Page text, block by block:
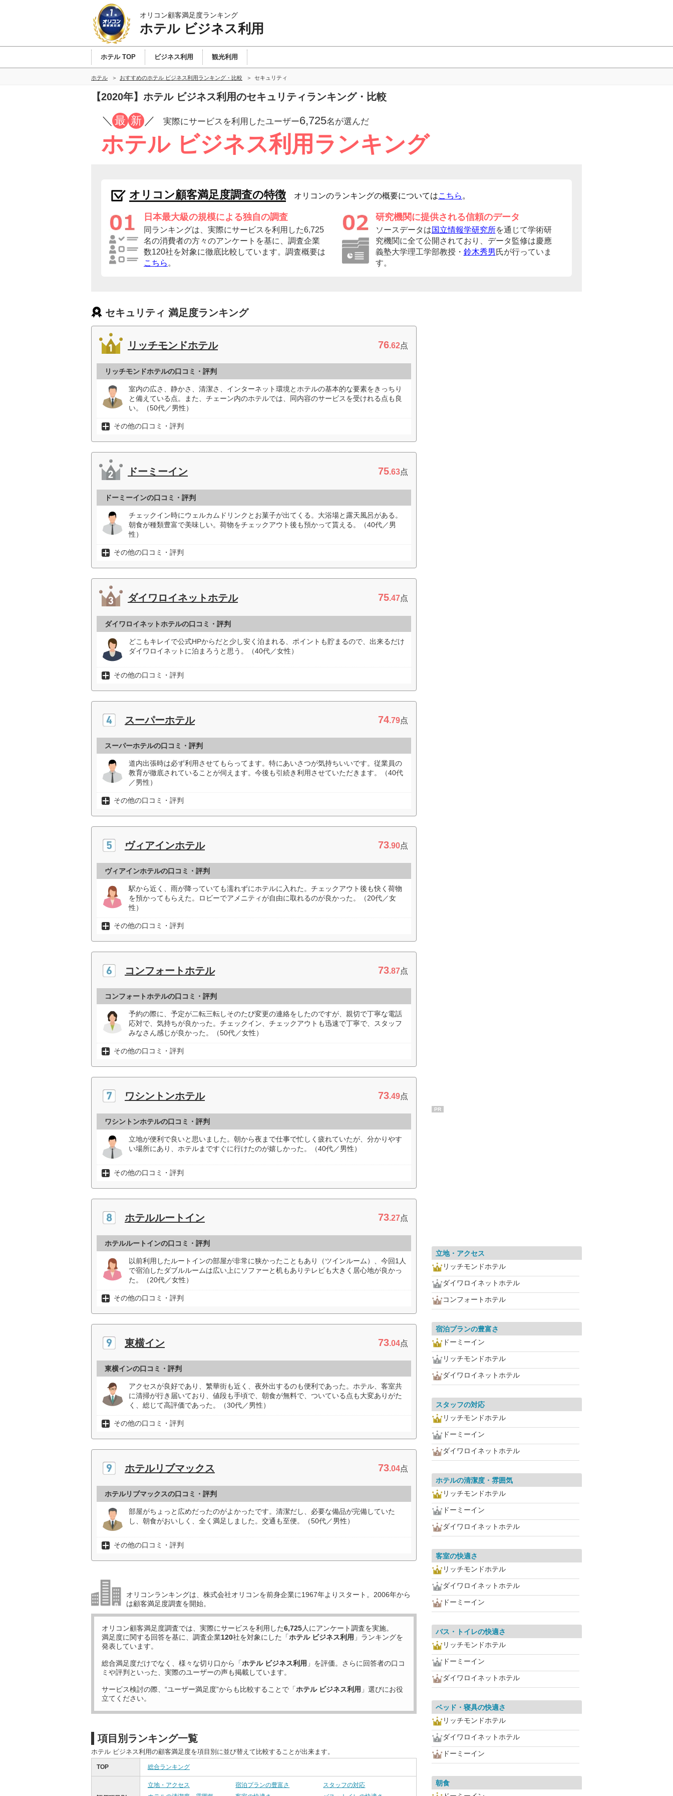
オリコン顧客満足度ランキング
ホテル ビジネス利用
ホテル TOP ビジネス利用 観光利用
ホテル おすすめのホテル ビジネス利用ランキング・比較 セキュリティ
【2020年】ホテル ビジネス利用のセキュリティランキング・比較
／ 最 新 ／ 実際にサービスを利用したユーザー6,725名が選んだ
ホテル ビジネス利用ランキング
オリコン顧客満足度調査の特徴 オリコンのランキングの概要についてはこちら 。
日本最大級の規模による独自の調査
同ランキングは、実際にサービスを利用した6,725
名の消費者の方々のアンケートを基に、調査企業
数120社を対象に徹底比較しています。調査概要は
こちら 。
研究機関に提供される信頼のデータ
ソースデータは国立情報学研究所を通じて学術研
究機関に全て公開されており、データ監修は慶應
義塾大学理工学部教授・ 鈴木秀男 氏が行っていま
す。
セキュリティ 満足度ランキング
リッチモンドホテル 76.62点
リッチモンドホテルの口コミ・評判
室内の広さ、静かさ、清潔さ、インターネット環境とホテルの基本的な要素をきっちり
と備えている点。また、チェーン内のホテルでは、同内容のサービスを受けれる点も良
い。（50代／男性）
その他の口コミ・評判
ドーミーイン 75.63点
ドーミーインの口コミ・評判
チェックイン時にウェルカムドリンクとお菓子が出てくる。大浴場と露天風呂がある。
朝食が種類豊富で美味しい。荷物をチェックアウト後も預かって貰える。（40代／男
性）
その他の口コミ・評判
ダイワロイネットホテル 75.47点
ダイワロイネットホテルの口コミ・評判
どこもキレイで公式HPからだと少し安く泊まれる、ポイントも貯まるので、出来るだけ
ダイワロイネットに泊まろうと思う。（40代／女性）
その他の口コミ・評判
スーパーホテル 74.79点
スーパーホテルの口コミ・評判
道内出張時は必ず利用させてもらってます。特にあいさつが気持ちいいです。従業員の
教育が徹底されていることが伺えます。今後も引続き利用させていただきます。（40代
／男性）
その他の口コミ・評判
ヴィアインホテル 73.90点
ヴィアインホテルの口コミ・評判
駅から近く、雨が降っていても濡れずにホテルに入れた。チェックアウト後も快く荷物
を預かってもらえた。ロビーでアメニティが自由に取れるのが良かった。（20代／女
性）
その他の口コミ・評判
コンフォートホテル 73.87点
コンフォートホテルの口コミ・評判
予約の際に、予定が二転三転しそのたび変更の連絡をしたのですが、親切で丁寧な電話
応対で、気持ちが良かった。チェックイン、チェックアウトも迅速で丁寧で、スタッフ
みなさん感じが良かった。（50代／女性）
その他の口コミ・評判
ワシントンホテル 73.49点
ワシントンホテルの口コミ・評判
立地が便利で良いと思いました。朝から夜まで仕事で忙しく疲れていたが、分かりやす
い場所にあり、ホテルまですぐに行けたのが嬉しかった。（40代／男性）
その他の口コミ・評判
ホテルルートイン 73.27点
ホテルルートインの口コミ・評判
以前利用したルートインの部屋が非常に狭かったこともあり（ツインルーム）、今回1人
で宿泊したダブルルームは広い上にソファーと机もありテレビも大きく居心地が良かっ
た。（20代／女性）
その他の口コミ・評判
東横イン 73.04点
東横インの口コミ・評判
アクセスが良好であり、繁華街も近く、夜外出するのも便利であった。ホテル、客室共
に清掃が行き届いており、値段も手頃で、朝食が無料で、ついている点も大変ありがた
く、総じて高評価であった。（30代／男性）
その他の口コミ・評判
ホテルリブマックス 73.04点
ホテルリブマックスの口コミ・評判
部屋がちょっと広めだったのがよかったです。清潔だし、必要な備品が完備していた
し、朝食がおいしく、全く満足しました。交通も至便。（50代／男性）
その他の口コミ・評判
オリコンランキングは、株式会社オリコンを前身企業に1967年よりスタート。2006年から
は顧客満足度調査を開始。
オリコン顧客満足度調査では、実際にサービスを利用した6,725人にアンケート調査を実施。
満足度に関する回答を基に、調査企業120社を対象にした「ホテル ビジネス利用 」ランキングを
発表しています。
総合満足度だけでなく、様々な切り口から「ホテル ビジネス利用 」を評価。さらに回答者の口コ
ミや評判といった、実際のユーザーの声も掲載しています。
サービス検討の際、“ユーザー満足度”からも比較することで「ホテル ビジネス利用 」選びにお役
立てください。
項目別ランキング一覧
ホテル ビジネス利用の顧客満足度を項目別に並び替えて比較することが出来ます。
TOP 総合ランキング
立地・アクセス 宿泊プランの豊富さ
スタッフの対応
PR
立地・アクセス
リッチモンドホテル
ダイワロイネットホテル
コンフォートホテル
宿泊プランの豊富さ
ドーミーイン
リッチモンドホテル
ダイワロイネットホテル
スタッフの対応
リッチモンドホテル
ドーミーイン
ダイワロイネットホテル
ホテルの清潔度・雰囲気
リッチモンドホテル
ドーミーイン
ダイワロイネットホテル
客室の快適さ
リッチモンドホテル
ダイワロイネットホテル
ドーミーイン
バス・トイレの快適さ
リッチモンドホテル
ドーミーイン
ダイワロイネットホテル
ベッド・寝具の快適さ
リッチモンドホテル
ダイワロイネットホテル
ドーミーイン
朝食